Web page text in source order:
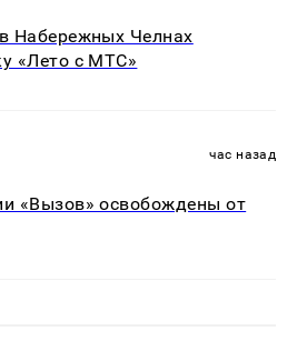
Набережных Челнах
«Лето с МТС»
час назад
«Вызов» освобождены от